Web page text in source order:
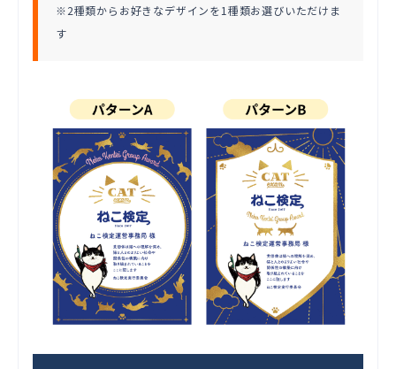
※2種類からお好きなデザインを1種類お選びいただけま
す